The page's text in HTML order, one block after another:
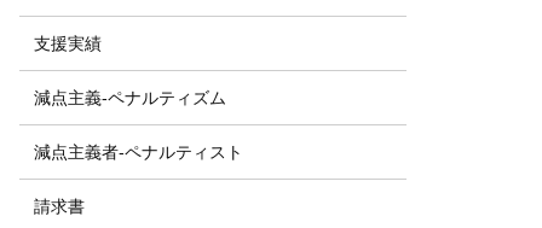
支援実績
減点主義-ペナルティズム
減点主義者-ペナルティスト
請求書